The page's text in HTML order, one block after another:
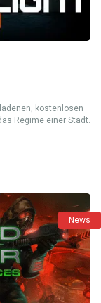
kostenlosen
Regime einer Stadt.
News